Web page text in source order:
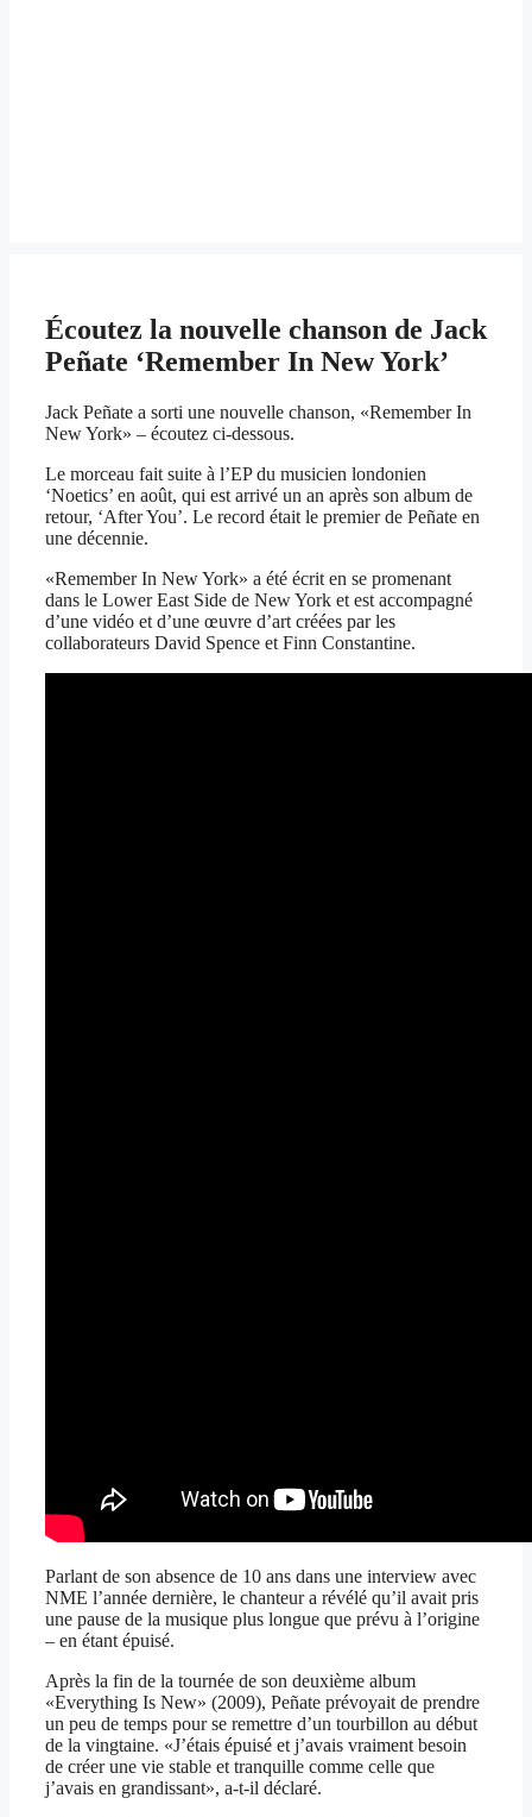
Écoutez la nouvelle chanson de Jack
Peñate ‘Remember In New York’
Jack Peñate a sorti une nouvelle chanson, «Remember In
New York» – écoutez ci-dessous.
Le morceau fait suite à l’EP du musicien londonien
‘Noetics’ en août, qui est arrivé un an après son album de
retour, ‘After You’. Le record était le premier de Peñate en
une décennie.
«Remember In New York» a été écrit en se promenant
dans le Lower East Side de New York et est accompagné
d’une vidéo et d’une œuvre d’art créées par les
collaborateurs David Spence et Finn Constantine.
Parlant de son absence de 10 ans dans une interview avec
NME l’année dernière, le chanteur a révélé qu’il avait pris
une pause de la musique plus longue que prévu à l’origine
– en étant épuisé.
Après la fin de la tournée de son deuxième album
«Everything Is New» (2009), Peñate prévoyait de prendre
un peu de temps pour se remettre d’un tourbillon au début
de la vingtaine. «J’étais épuisé et j’avais vraiment besoin
de créer une vie stable et tranquille comme celle que
j’avais en grandissant», a-t-il déclaré.